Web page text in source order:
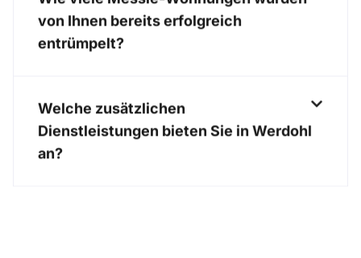
von Ihnen bereits erfolgreich
entrümpelt?
Welche zusätzlichen
Dienstleistungen bieten Sie in Werdohl
an?